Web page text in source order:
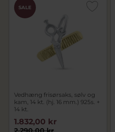
SALE
Vedhæng frisørsaks, sølv og
kam, 14 kt. (hj. 16 mm.) 925s. +
14 kt.
1.832,00 kr